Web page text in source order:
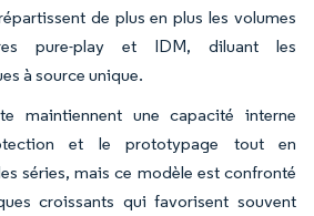
de plus en plus les volumes
pure-play et IDM, diluant les
à source unique.
maintiennent une capacité interne
et le prototypage tout en
séries, mais ce modèle est confronté
croissants qui favorisent souvent